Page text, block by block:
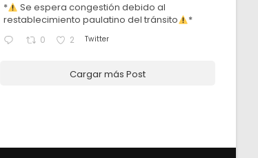
*
Se espera congestión debido al
restablecimiento paulatino del tránsito
*
0 2 Twitter
Cargar más Post